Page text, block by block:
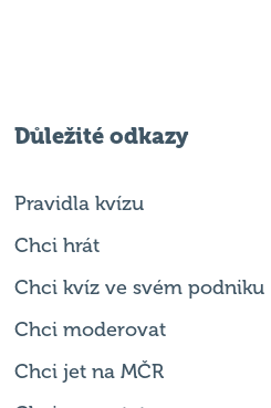
Důležité odkazy
Pravidla kvízu
Chci hrát
Chci kvíz ve svém podniku
Chci moderovat
Chci jet na MČR